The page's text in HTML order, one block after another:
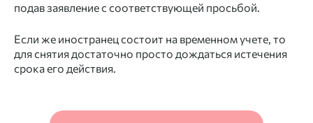
подав заявление с соответствующей просьбой.
Если же иностранец состоит на временном учете, то
для снятия достаточно просто дождаться истечения
срока его действия.